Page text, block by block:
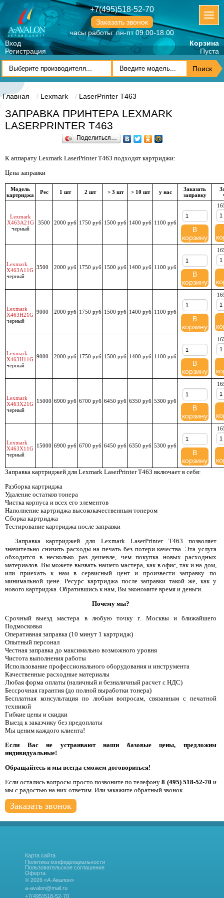
+7(495)518-52-70
Заказать звонок
часы работы: пн-пт 09.00-18.00
Вход
Регистрация
Корзина
Пуста
Главная Lexmark LaserPrinter T463
ЗАПРАВКА ПРИНТЕРА LEXMARK
LASERPRINTER T463
Поделиться…
К аппарату Lexmark LaserPrinter T463 подходят картриджи:
Цена заправки
Модель
картриджа
Рес 1 шт 2 шт > 3 шт > 10 шт у нас
Заказать
заправку
Lexmark
X463A21G
черный
3500 2000 руб 1750 руб 1500 руб 1400 руб 1100 руб
В
корзину
Lexmark
X463A11G
черный
3500 2000 руб 1750 руб 1500 руб 1400 руб 1100 руб
В
корзину
Lexmark
X463H21G
черный
9000 2000 руб 1750 руб 1500 руб 1400 руб 1100 руб
В
корзину
Lexmark
X463H11G
черный
9000 2000 руб 1750 руб 1500 руб 1400 руб 1100 руб
В
корзину
Lexmark
X463X21G
черный
15000 6900 руб 6700 руб 6450 руб 6350 руб 5300 руб
В
корзину
Lexmark
X463X11G
черный
15000 6900 руб 6700 руб 6450 руб 6350 руб 5300 руб
В
корзину
Заправка картриджей для Lexmark LaserPrinter T463 включает в себя:
Разборка картриджа
Удаление остатков тонера
Чистка корпуса и всех его элементов
Наполнение картриджа высококачественным тонером
Сборка картриджа
Тестирование картриджа после заправки
Заправка картриджей для Lexmark LaserPrinter T463 позволяет
значительно снизить расходы на печать без потери качества. Эта услуга
обходится в несколько раз дешевле, чем покупка новых расходных
материалов. Вы можете вызвать нашего мастера, как в офис, так и на дом,
или приехать к нам в сервисный цент и произвести заправку по
минимальной цене. Ресурс картриджа после заправки такой же, как у
нового картриджа. Обратившись к нам, Вы экономите время и деньги.
Почему мы?
Срочный выезд мастера в любую точку г. Москвы и ближайшего
Подмосковья
Оперативная заправка (10 минут 1 картридж)
Опытный персонал
Честная заправка до максимально возможного уровня
Чистота выполнения работы
Использование профессионального оборудования и инструмента
Качественные расходные материалы
Любая форма оплаты (наличный и безналичный расчет с НДС)
Бессрочная гарантия (до полной выработки тонера)
Бесплатная консультация по любым вопросам, связанным с печатной
техникой
Гибкие цены и скидки
Выезд к заказчику без предоплаты
Мы ценим каждого клиента!
Если Вас не устраивают наши базовые цены, предложим
индивидуальные!
Обращайтесь и мы всегда сможем договориться!
Если остались вопросы просто позвоните по телефону8 (495) 518-52-70 и
мы с радостью на них ответим. Или закажите обратный звонок.
Заказать звонок
Карта сайта
Политика конфиденциальности
Пользовательское соглашение
Оферта
© 2026 «А-Авалон»
a-avalon@mail.ru
+7(495)518-52-70